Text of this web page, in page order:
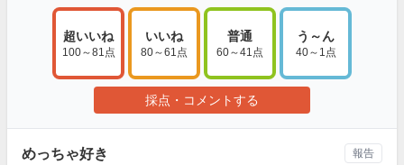
超いいね
100～81点
いいね
80～61点
普通
60～41点
う～ん
40～1点
採点・コメントする
めっちゃ好き 報告